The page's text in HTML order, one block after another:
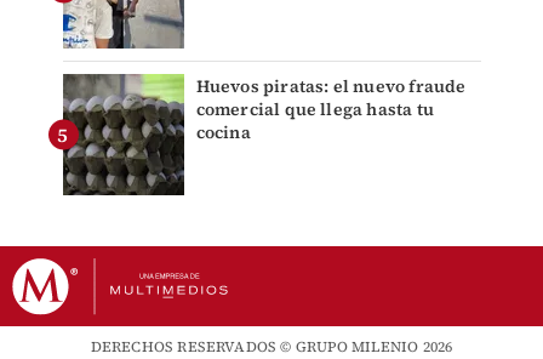
Huevos piratas: el nuevo fraude
comercial que llega hasta tu
cocina
DERECHOS RESERVADOS © GRUPO MILENIO 2026